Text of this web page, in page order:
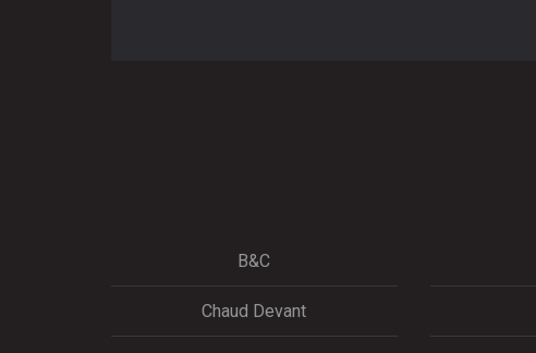
B&C
Chaud Devant